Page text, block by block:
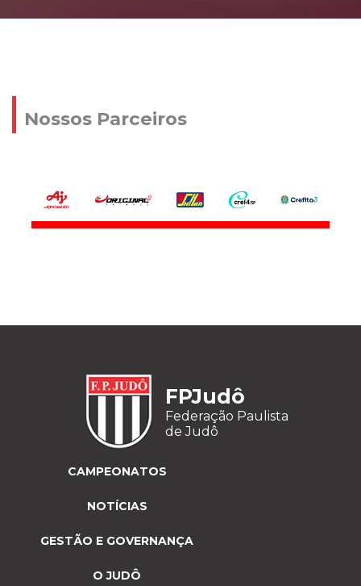
Nossos Parceiros
FPJudô
Federação Paulista
de Judô
CAMPEONATOS
NOTÍCIAS
GESTÃO E GOVERNANÇA
O JUDÔ